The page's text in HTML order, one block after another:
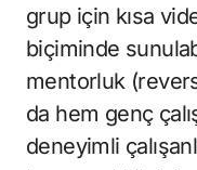
grup için kısa
biçiminde
mentorluk
da hem genç
deneyimli